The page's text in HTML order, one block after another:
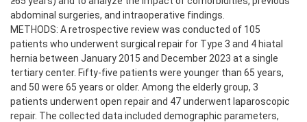
abdominal surgeries, and intraoperative findings.
METHODS: A retrospective review was conducted of 105
patients who underwent surgical repair for Type 3 and 4 hiatal
hernia between January 2015 and December 2023 at a single
tertiary center. Fifty-five patients were younger than 65 years,
and 50 were 65 years or older. Among the elderly group, 3
patients underwent open repair and 47 underwent laparoscopic
repair. The collected data included demographic parameters,